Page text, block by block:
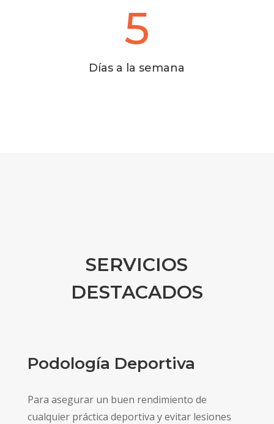
5
Días a la semana
SERVICIOS
DESTACADOS
Podología Deportiva
Para asegurar un buen rendimiento de
cualquier práctica deportiva y evitar lesiones